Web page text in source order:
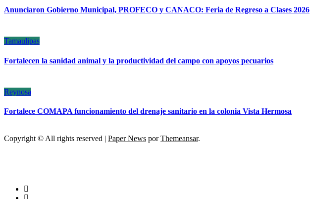
Anunciaron Gobierno Municipal, PROFECO y CANACO: Feria de Regreso a Clases 2026
Tamaulipas
Fortalecen la sanidad animal y la productividad del campo con apoyos pecuarios
Reynosa
Fortalece COMAPA funcionamiento del drenaje sanitario en la colonia Vista Hermosa
Copyright © All rights reserved | Paper News porThemeansar.